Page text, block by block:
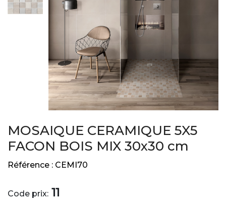
MOSAIQUE CERAMIQUE 5X5
FACON BOIS MIX 30x30 cm
Référence : CEMI70
Code prix: 11